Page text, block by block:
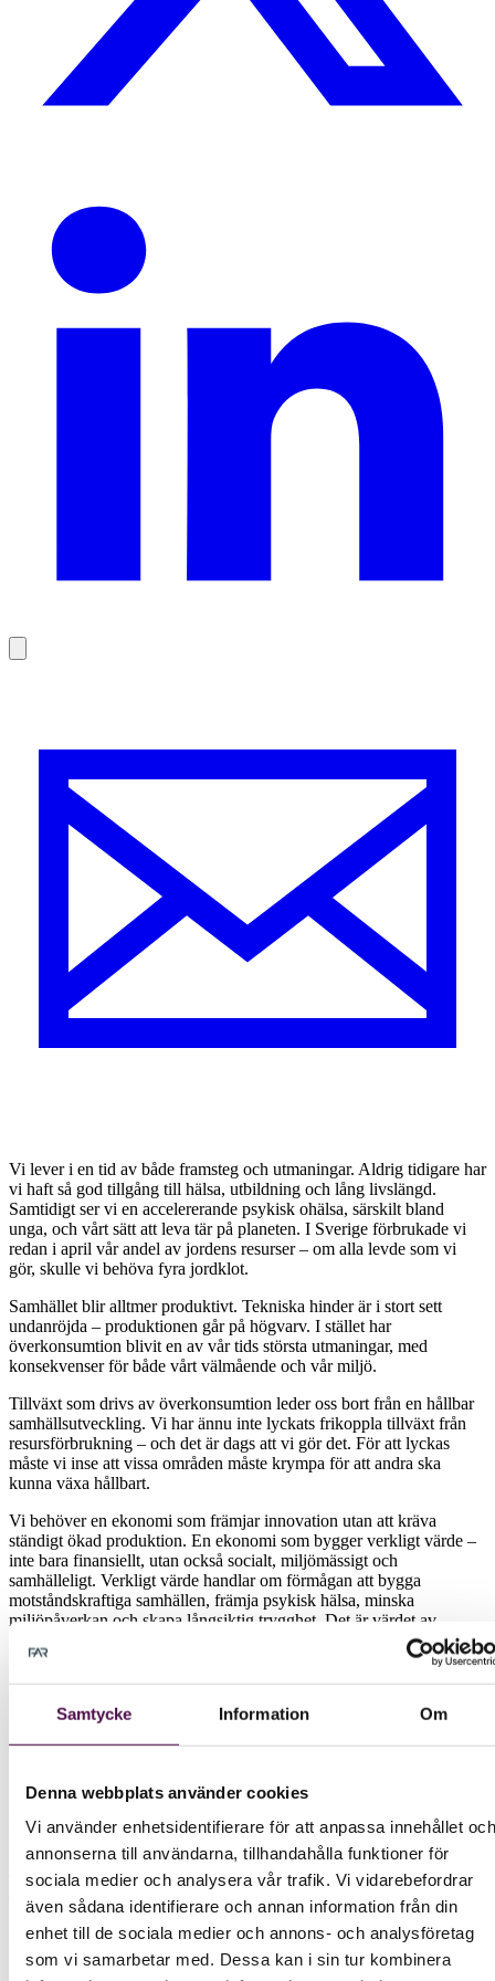
Samtycke Information Om
Denna webbplats använder cookies
Vi använder enhetsidentifierare för att anpassa innehållet och
annonserna till användarna, tillhandahålla funktioner för
sociala medier och analysera vår trafik. Vi vidarebefordrar
även sådana identifierare och annan information från din
enhet till de sociala medier och annons- och analysföretag
som vi samarbetar med. Dessa kan i sin tur kombinera
Vi lever i en tid av både framsteg och utmaningar. Aldrig tidigare har
vi haft så god tillgång till hälsa, utbildning och lång livslängd.
Samtidigt ser vi en accelererande psykisk ohälsa, särskilt bland
unga, och vårt sätt att leva tär på planeten. I Sverige förbrukade vi
redan i april vår andel av jordens resurser – om alla levde som vi
gör, skulle vi behöva fyra jordklot.
Samhället blir alltmer produktivt. Tekniska hinder är i stort sett
undanröjda – produktionen går på högvarv. I stället har
överkonsumtion blivit en av vår tids största utmaningar, med
konsekvenser för både vårt välmående och vår miljö.
Tillväxt som drivs av överkonsumtion leder oss bort från en hållbar
samhällsutveckling. Vi har ännu inte lyckats frikoppla tillväxt från
resursförbrukning – och det är dags att vi gör det. För att lyckas
måste vi inse att vissa områden måste krympa för att andra ska
kunna växa hållbart.
Vi behöver en ekonomi som främjar innovation utan att kräva
ständigt ökad produktion. En ekonomi som bygger verkligt värde –
inte bara finansiellt, utan också socialt, miljömässigt och
samhälleligt. Verkligt värde handlar om förmågan att bygga
motståndskraftiga samhällen, främja psykisk hälsa, minska
miljöpåverkan och skapa långsiktig trygghet. Det är värdet av
I Sverige är det än värre – endast 3,4 procent räknas som cirkulärt.
Sverige ligger efter i omställningen, men vi har en unik möjlighet att
ta på oss ledartröjan och visa vägen mot framtidens ekonomi. För att
lyckas krävs systemtänkande: vi måste se helheten och koppla
samman olika delar av ekonomin. Ett exempel är delningsekonomin,
där vi delar resurser i stället för att äga dem individuellt. Det innebär
att färre bilar, kläder och verktyg produceras och säljs – vilket i
traditionella mått kan ses som minskad omsättning. Men samtidigt
skapas andra värden: minskad miljöpåverkan, starkare
lokalsamhällen och ökad resiliens.